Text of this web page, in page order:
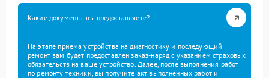
Какие документы вы предоставляете?
На этапе приема устройства на диагностику и последующий
ремонт вам будет предоставлен заказ-наряд с указанием страховых
обязательств на ваше устройство. Далее, после выполнения работ
по ремонту техники, вы получите акт выполненных работ и